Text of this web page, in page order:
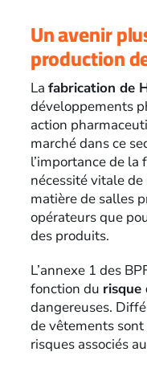
Un avenir
production
La fabrication de
développements
action
marché dans ce
l’importance de la
nécessité vitale
matière de salles
opérateurs que
des produits.
L’annexe 1 des
fonction du risque
dangereuses.
de vêtements
risques associés